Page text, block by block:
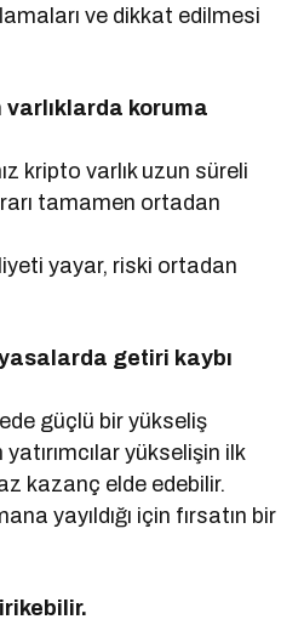
ve dikkat edilmesi
koruma
kripto varlık uzun süreli
tamamen ortadan
yayar, riski ortadan
getiri kaybı
güçlü bir yükseliş
yükselişin ilk
kazanç elde edebilir.
yayıldığı için fırsatın bir